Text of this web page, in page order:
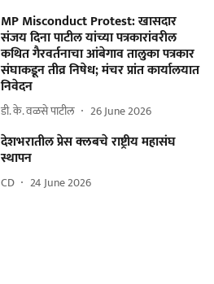
MP Misconduct Protest: खासदार
संजय दिना पाटील यांच्या पत्रकारांवरील
कथित गैरवर्तनाचा आंबेगाव तालुका पत्रकार
संघाकडून तीव्र निषेध; मंचर प्रांत कार्यालयात
निवेदन
डी. के. वळसे पाटील 26 June 2026
देशभरातील प्रेस क्लबचे राष्ट्रीय महासंघ
स्थापन
CD 24 June 2026